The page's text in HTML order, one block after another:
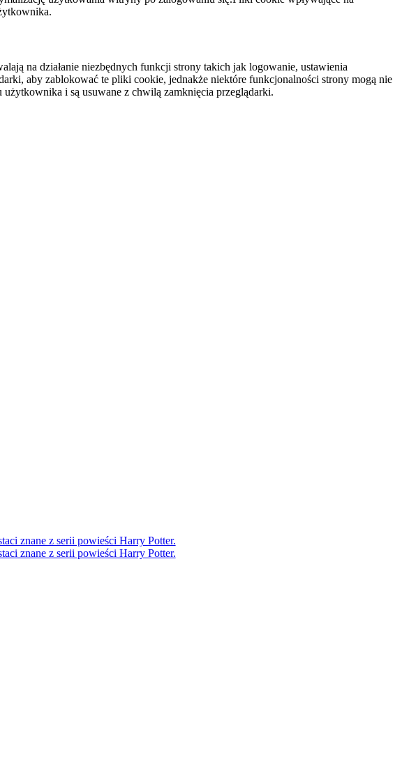
na działanie niezbędnych funkcji strony takich jak logowanie, ustawienia
aby zablokować te pliki cookie, jednakże niektóre funkcjonalności strony mogą nie
i są usuwane z chwilą zamknięcia przeglądarki.